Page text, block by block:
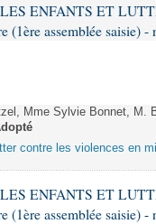
LES ENFANTS ET
assemblée saisie) -
Mme Sylvie Bonnet, M.
contre les violences en
LES ENFANTS ET
assemblée saisie) -